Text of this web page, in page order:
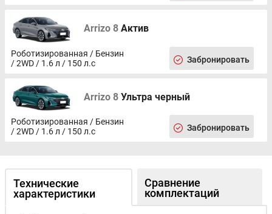
Arrizo 8 Актив
Роботизированная / Бензин
/ 2WD / 1.6 л / 150 л.с
Забронировать
Arrizo 8 Ультра черный
Роботизированная / Бензин
/ 2WD / 1.6 л / 150 л.с
Забронировать
Технические
характеристики
Сравнение
комплектаций